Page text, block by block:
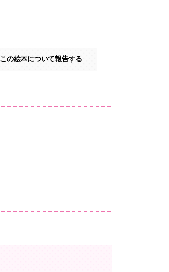
この絵本について報告する